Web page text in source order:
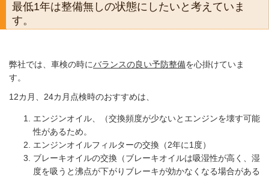
最低1年は整備無しの状態にしたいと考えていま
す。
弊社では、車検の時にバランスの良い予防整備を心掛けていま
す。
12カ月、24カ月点検時のおすすめは、
エンジンオイル、（交換頻度が少ないとエンジンを壊す可能
性があるため。
エンジンオイルフィルターの交換（2年に1度）
ブレーキオイルの交換（ブレーキオイルは吸湿性が高く、湿
度を吸うと沸点が下がりブレーキが効かなくなる場合がある